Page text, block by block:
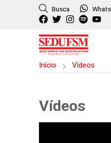
Busca
Início Vídeos
Vídeos